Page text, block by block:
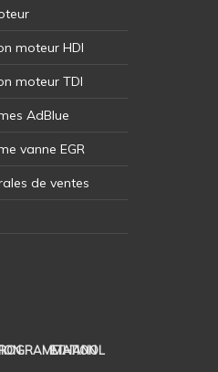
moteur HDI
moteur TDI
AdBlue
vanne EGR
de ventes
ETHANOL